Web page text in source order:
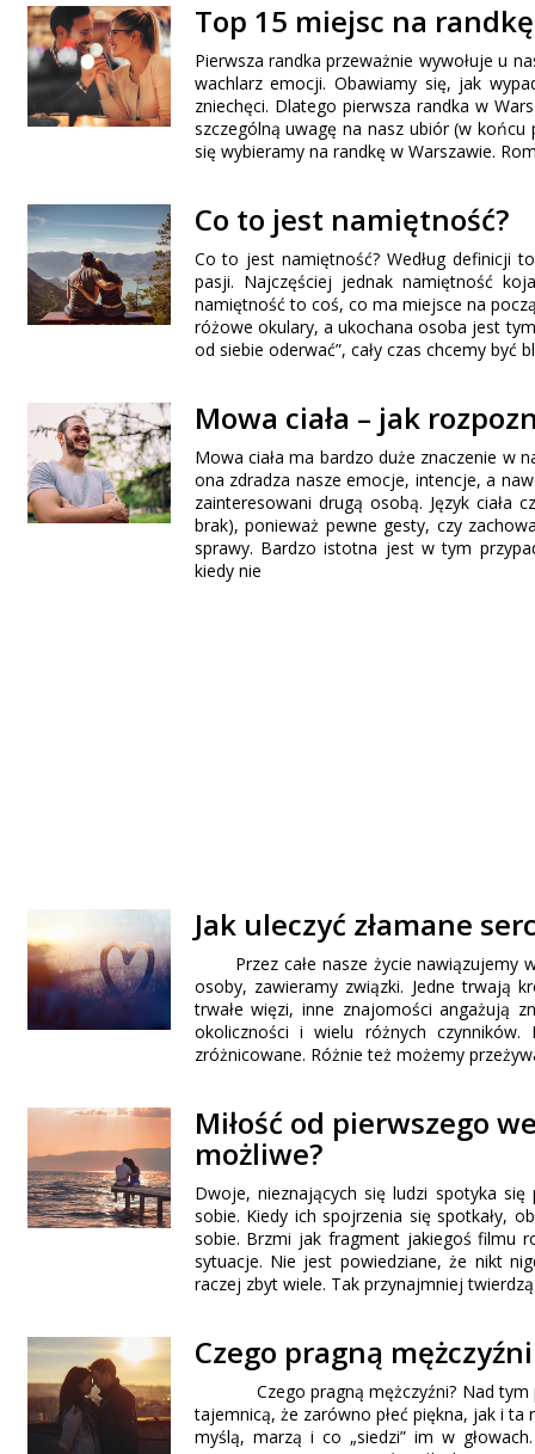
Top 15 miejsc na
Pierwsza randka przeważnie wywołuje u
wachlarz emocji. Obawiamy się, jak
zniechęci. Dlatego pierwsza randka w
szczególną uwagę na nasz ubiór (w
się wybieramy na randkę w Warszawie.
Co to jest namiętność?
Co to jest namiętność? Według definicji
pasji. Najczęściej jednak namiętność
namiętność to coś, co ma miejsce na
różowe okulary, a ukochana osoba jest
od siebie oderwać”, cały czas chcemy być
Mowa ciała – jak
Mowa ciała ma bardzo duże znaczenie w
ona zdradza nasze emocje, intencje, a
zainteresowani drugą osobą. Język ciała
brak), ponieważ pewne gesty, czy
sprawy. Bardzo istotna jest w tym
kiedy nie
Jak uleczyć złamane
Przez całe nasze życie nawiązujemy
osoby, zawieramy związki. Jedne trwają
trwałe więzi, inne znajomości angażują
okoliczności i wielu różnych
zróżnicowane. Różnie też możemy
Miłość od pierwszego
możliwe?
Dwoje, nieznających się ludzi spotyka
sobie. Kiedy ich spojrzenia się spotkały,
sobie. Brzmi jak fragment jakiegoś filmu
sytuacje. Nie jest powiedziane, że nikt
raczej zbyt wiele. Tak przynajmniej
Czego pragną
Czego pragną mężczyźni? Nad tym
tajemnicą, że zarówno płeć piękna, jak i
myślą, marzą i co „siedzi” im w